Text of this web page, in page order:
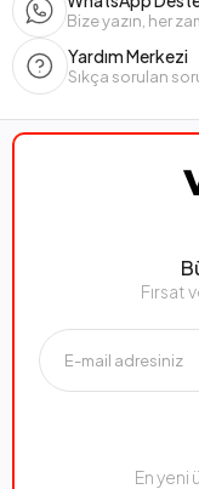
Bize yazın, her
Yardım Merkezi
Sıkça sorulan
Fırsat
En yeni